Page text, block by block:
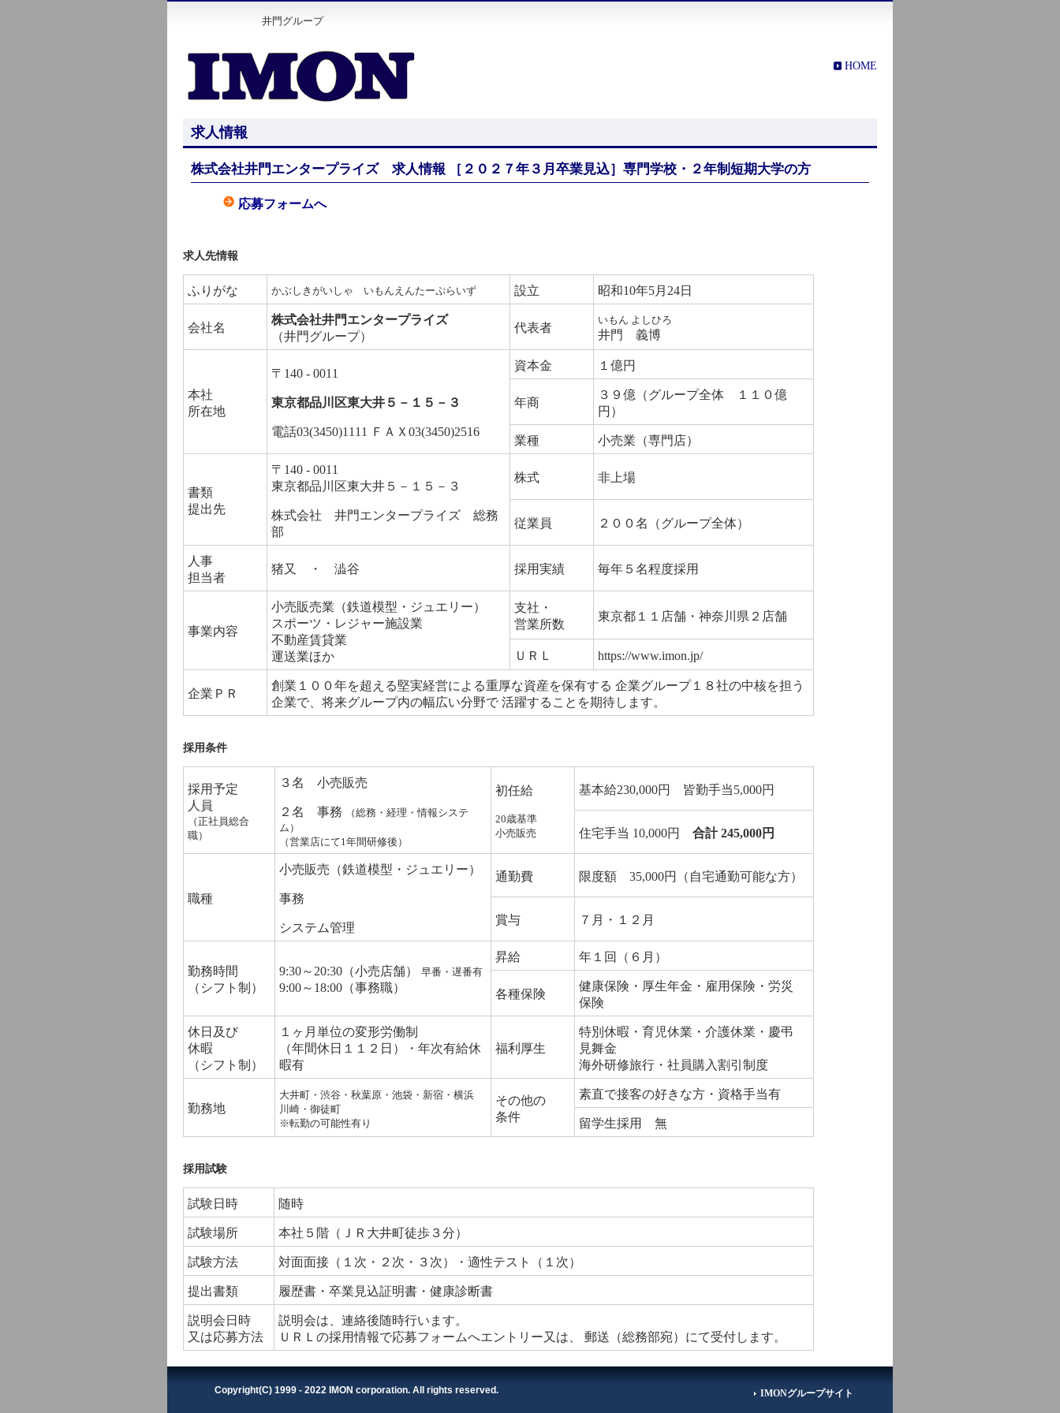
井門グループ
HOME
求人情報
株式会社井門エンタープライズ 求人情報 ［２０２７年３月卒業見込］専門学校・２年制短期大学の方
応募フォームへ
求人先情報
ふりがな かぶしきがいしゃ いもんえんたーぷらいず 設立 昭和10年5月24日
会社名
株式会社井門エンタープライズ
（井門グループ）
代表者
いもん よしひろ
井門 義博
本社
所在地
〒140 - 0011
東京都品川区東大井５－１５－３
電話03(3450)1111 ＦＡＸ03(3450)2516
資本金 １億円
年商
３９億（グループ全体 １１０億
円）
業種 小売業（専門店）
書類
提出先
〒140 - 0011
東京都品川区東大井５－１５－３
株式会社 井門エンタープライズ 総務
部
株式 非上場
従業員 ２００名（グループ全体）
人事
担当者
猪又 ・ 澁谷 採用実績 毎年５名程度採用
事業内容
小売販売業（鉄道模型・ジュエリー）
スポーツ・レジャー施設業
不動産賃貸業
運送業ほか
支社・
営業所数
東京都１１店舗・神奈川県２店舗
ＵＲＬ https://www.imon.jp/
企業ＰＲ
創業１００年を超える堅実経営による重厚な資産を保有する 企業グループ１８社の中核を担う
企業で、将来グループ内の幅広い分野で 活躍することを期待します。
採用条件
採用予定
人員
（正社員総合
職）
３名 小売販売
２名 事務
（総務・経理・情報システ
ム）
（営業店にて1年間研修後）
初任給
20歳基準
小売販売
基本給230,000円 皆勤手当5,000円
住宅手当 10,000円 合計 245,000円
職種
小売販売（鉄道模型・ジュエリー）
事務
システム管理
通勤費 限度額 35,000円（自宅通勤可能な方）
賞与 ７月・１２月
勤務時間
（シフト制）
9:30～20:30（小売店舗） 早番・遅番有
9:00～18:00（事務職）
昇給 年１回（６月）
各種保険
健康保険・厚生年金・雇用保険・労災
保険
休日及び
休暇
（シフト制）
１ヶ月単位の変形労働制
（年間休日１１２日）・年次有給休
暇有
福利厚生
特別休暇・育児休業・介護休業・慶弔
見舞金
海外研修旅行・社員購入割引制度
勤務地
大井町・渋谷・秋葉原・池袋・新宿・横浜
川崎・御徒町
※転勤の可能性有り
その他の
条件
素直で接客の好きな方・資格手当有
留学生採用 無
採用試験
試験日時 随時
試験場所 本社５階（ＪＲ大井町徒歩３分）
試験方法 対面面接（１次・２次・３次）・適性テスト（１次）
提出書類 履歴書・卒業見込証明書・健康診断書
説明会日時
又は応募方法
説明会は、連絡後随時行います。
ＵＲＬの採用情報で応募フォームへエントリー又は、 郵送（総務部宛）にて受付します。
Copyright(C) 1999 - 2022 IMON corporation. All rights reserved. IMONグループサイト